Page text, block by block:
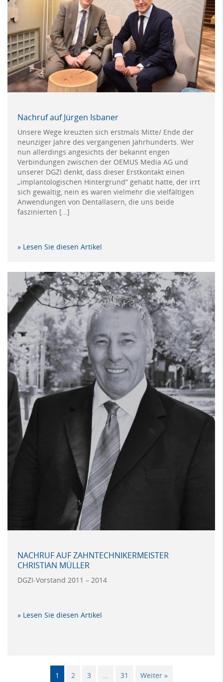
Nachruf auf Jürgen Isbaner
Unsere Wege kreuzten sich erstmals Mitte/ Ende der
neunziger Jahre des vergangenen Jahrhunderts. Wer
nun allerdings angesichts der bekannt engen
Verbindungen zwischen der OEMUS Media AG und
unserer DGZI denkt, dass dieser Erstkontakt einen
„implantologischen Hintergrund“ gehabt hatte, der irrt
sich gewaltig, nein es waren vielmehr die vielfältigen
Anwendungen von Dentallasern, die uns beide
faszinierten […]
» Lesen Sie diesen Artikel
NACHRUF AUF ZAHNTECHNIKERMEISTER
CHRISTIAN MÜLLER
DGZI-Vorstand 2011 – 2014
» Lesen Sie diesen Artikel
1 2 3 31 Weiter »